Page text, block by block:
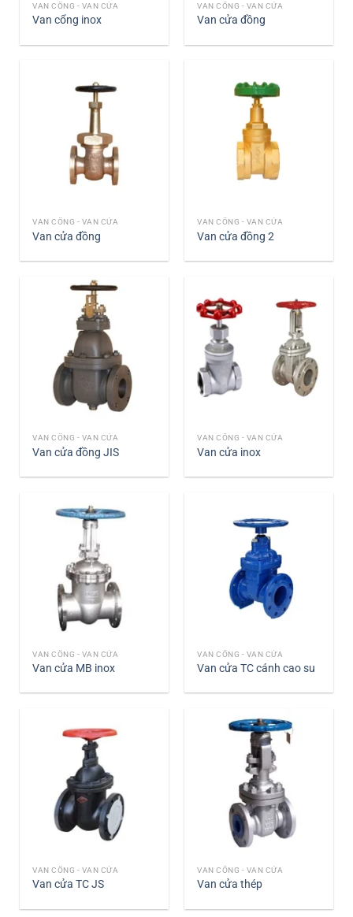
VAN CỔNG - VAN CỬA
Van cổng inox
VAN CỔNG - VAN CỬA
Van cửa đồng
VAN CỔNG - VAN CỬA
Van cửa đồng
VAN CỔNG - VAN CỬA
Van cửa đồng 2
VAN CỔNG - VAN CỬA
Van cửa đồng JIS
VAN CỔNG - VAN CỬA
Van cửa inox
VAN CỔNG - VAN CỬA
Van cửa MB inox
VAN CỔNG - VAN CỬA
Van cửa TC cánh cao su
VAN CỔNG - VAN CỬA
Van cửa TC JS
VAN CỔNG - VAN CỬA
Van cửa thép